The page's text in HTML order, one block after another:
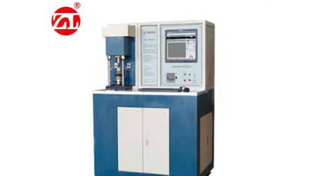
PRIVACY